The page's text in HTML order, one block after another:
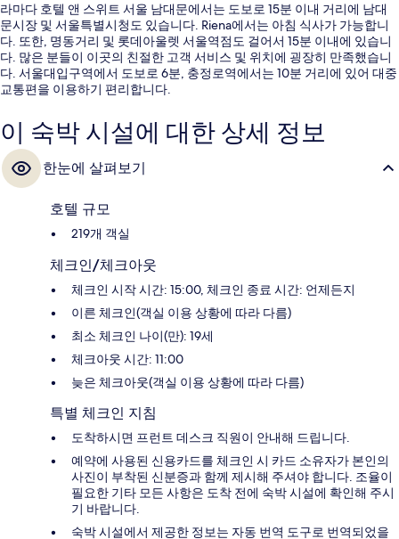
라마다 호텔 앤 스위트 서울 남대문에서는 도보로 15분 이내 거리에 남대
문시장 및 서울특별시청도 있습니다. Riena에서는 아침 식사가 가능합니
다. 또한, 명동거리 및 롯데아울렛 서울역점도 걸어서 15분 이내에 있습니
다. 많은 분들이 이곳의 친절한 고객 서비스 및 위치에 굉장히 만족했습니
다. 서울대입구역에서 도보로 6분, 충정로역에서는 10분 거리에 있어 대중
교통편을 이용하기 편리합니다.
이 숙박 시설에 대한 상세 정보
한눈에 살펴보기
호텔 규모
219개 객실
체크인/체크아웃
체크인 시작 시간: 15:00, 체크인 종료 시간: 언제든지
이른 체크인(객실 이용 상황에 따라 다름)
최소 체크인 나이(만): 19세
체크아웃 시간: 11:00
늦은 체크아웃(객실 이용 상황에 따라 다름)
특별 체크인 지침
도착하시면 프런트 데스크 직원이 안내해 드립니다.
예약에 사용된 신용카드를 체크인 시 카드 소유자가 본인의
사진이 부착된 신분증과 함께 제시해 주셔야 합니다. 조율이
필요한 기타 모든 사항은 도착 전에 숙박 시설에 확인해 주시
기 바랍니다.
숙박 시설에서 제공한 정보는 자동 번역 도구로 번역되었을